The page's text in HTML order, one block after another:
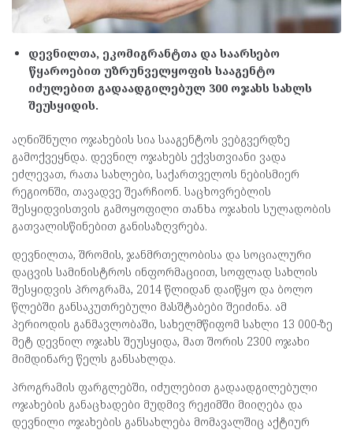
დევნილთა, ეკომიგრანტთა და საარსებო
წყაროებით უზრუნველყოფის სააგენტო
იძულებით გადაადგილებულ 300 ოჯახს სახლს
შეუსყიდის.
აღნიშნული ოჯახების სია სააგენტოს ვებგვერდზე
გამოქვეყნდა. დევნილ ოჯახებს ექვსთვიანი ვადა
ეძლევათ, რათა სახლები, საქართველოს ნებისმიერ
რეგიონში, თავადვე შეარჩიონ. საცხოვრებლის
შესყიდვისთვის გამოყოფილი თანხა ოჯახის სულადობის
გათვალისწინებით განისაზღვრება.
დევნილთა, შრომის, ჯანმრთელობისა და სოციალური
დაცვის სამინისტროს ინფორმაციით, სოფლად სახლის
შესყიდვის პროგრამა, 2014 წლიდან დაიწყო და ბოლო
წლებში განსაკუთრებული მასშტაბები შეიძინა. ამ
პერიოდის განმავლობაში, სახელმწიფომ სახლი 13 000-ზე
მეტ დევნილ ოჯახს შეუსყიდა, მათ შორის 2300 ოჯახი
მიმდინარე წელს განსახლდა.
პროგრამის ფარგლებში, იძულებით გადაადგილებული
ოჯახების განაცხადები მუდმივ რეჟიმში მიიღება და
დევნილი ოჯახების განსახლება მომავალშიც აქტიურ